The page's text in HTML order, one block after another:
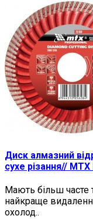
Диск алмазний
сухе різання// MTX
Мають більш часте
найкраще
охолод..